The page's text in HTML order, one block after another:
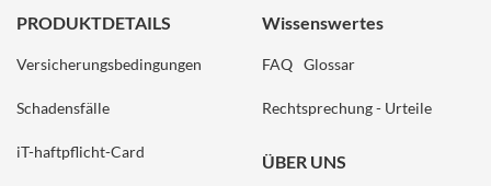
PRODUKTDETAILS
Versicherungsbedingungen
Schadensfälle
iT-haftpflicht-Card
Wissenswertes
FAQ Glossar
Rechtsprechung - Urteile
ÜBER UNS